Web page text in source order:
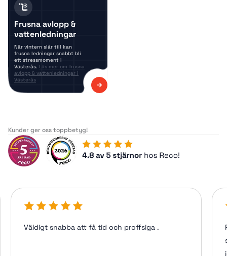
Frusna avlopp &
vattenledningar
När vintern slår till kan
frusna ledningar snabbt bli
ett stressmoment i
Västerås. Läs mer om frusna
avlopp & vattenledningar i
Västerås
Kunder ger oss toppbetyg!
Väldigt snabba att få tid och proffsiga .